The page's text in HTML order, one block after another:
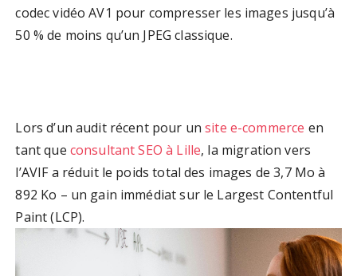
codec vidéo AV1 pour compresser les images jusqu’à
50 % de moins qu’un JPEG classique.
Lors d’un audit récent pour unsite e-commerce en
tant que consultant SEO à Lille, la migration vers
l’AVIF a réduit le poids total des images de 3,7 Mo à
892 Ko – un gain immédiat sur le Largest Contentful
Paint (LCP).